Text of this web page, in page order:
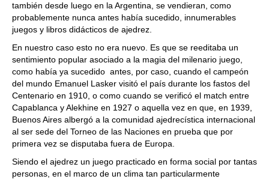
también desde luego en la Argentina, se vendieran, como
probablemente nunca antes había sucedido, innumerables
juegos y libros didácticos de ajedrez.
En nuestro caso esto no era nuevo. Es que se reeditaba un
sentimiento popular asociado a la magia del milenario juego,
como había ya sucedido antes, por caso, cuando el campeón
del mundo Emanuel Lasker visitó el país durante los fastos del
Centenario en 1910, o como cuando se verificó el match entre
Capablanca y Alekhine en 1927 o aquella vez en que, en 1939,
Buenos Aires albergó a la comunidad ajedrecística internacional
al ser sede del Torneo de las Naciones en prueba que por
primera vez se disputaba fuera de Europa.
Siendo el ajedrez un juego practicado en forma social por tantas
personas, en el marco de un clima tan particularmente